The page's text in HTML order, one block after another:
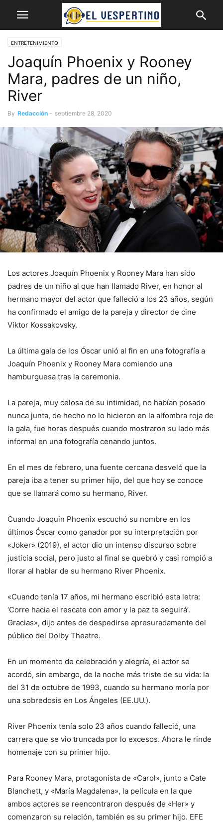
ENTRETENIMIENTO
Joaquín Phoenix y Rooney
Mara, padres de un niño,
River
By Redacción - septiembre 28, 2020
Los actores Joaquín Phoenix y Rooney Mara han sido
padres de un niño al que han llamado River, en honor al
hermano mayor del actor que falleció a los 23 años, según
ha confirmado el amigo de la pareja y director de cine
Viktor Kossakovsky.
La última gala de los Óscar unió al fin en una fotografía a
Joaquín Phoenix y Rooney Mara comiendo una
hamburguesa tras la ceremonia.
La pareja, muy celosa de su intimidad, no habían posado
nunca junta, de hecho no lo hicieron en la alfombra roja de
la gala, fue horas después cuando mostraron su lado más
informal en una fotografía cenando juntos.
En el mes de febrero, una fuente cercana desveló que la
pareja iba a tener su primer hijo, del que hoy se conoce
que se llamará como su hermano, River.
Cuando Joaquin Phoenix escuchó su nombre en los
últimos Óscar como ganador por su interpretación por
«Joker» (2019), el actor dio un intenso discurso sobre
justicia social, pero justo al final se quebró y casi rompió a
llorar al hablar de su hermano River Phoenix.
«Cuando tenía 17 años, mi hermano escribió esta letra:
‘Corre hacia el rescate con amor y la paz te seguirá’.
Gracias», dijo antes de despedirse apresuradamente del
público del Dolby Theatre.
En un momento de celebración y alegría, el actor se
acordó, sin embargo, de la noche más triste de su vida: la
del 31 de octubre de 1993, cuando su hermano moría por
una sobredosis en Los Ángeles (EE.UU.).
River Phoenix tenía solo 23 años cuando falleció, una
carrera que se vio truncada por lo excesos. Ahora le rinde
homenaje con su primer hijo.
Para Rooney Mara, protagonista de «Carol», junto a Cate
Blanchett, y «María Magdalena», la película en la que
ambos actores se reencontraron después de «Her» y
comenzaron su relación, también es su primer hijo. EFE